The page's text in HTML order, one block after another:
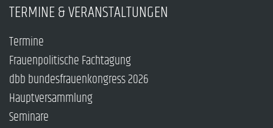
TERMINE & VERANSTALTUNGEN
Termine
Frauenpolitische Fachtagung
dbb bundesfrauenkongress 2026
Hauptversammlung
Seminare